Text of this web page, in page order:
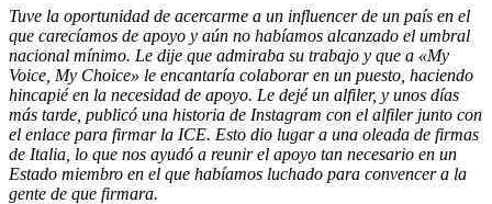
Tuve la oportunidad de acercarme a un influencer de un país en el
que carecíamos de apoyo y aún no habíamos alcanzado el umbral
nacional mínimo. Le dije que admiraba su trabajo y que a «My
Voice, My Choice» le encantaría colaborar en un puesto, haciendo
hincapié en la necesidad de apoyo. Le dejé un alfiler, y unos días
más tarde, publicó una historia de Instagram con el alfiler junto con
el enlace para firmar la ICE. Esto dio lugar a una oleada de firmas
de Italia, lo que nos ayudó a reunir el apoyo tan necesario en un
Estado miembro en el que habíamos luchado para convencer a la
gente de que firmara.